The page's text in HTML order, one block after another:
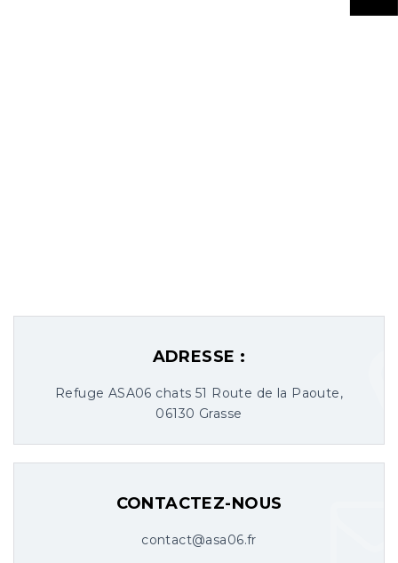
ADRESSE :
Refuge ASA06 chats 51 Route de la Paoute,
06130 Grasse
CONTACTEZ-NOUS
contact@asa06.fr